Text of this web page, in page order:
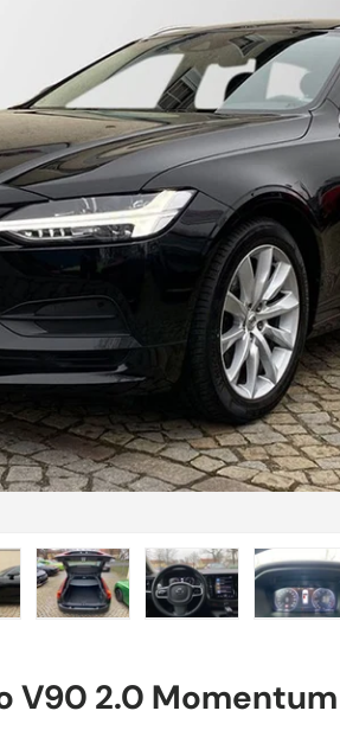
galeriei
vizualizarea galeriei
imaginea 3 în vizualizarea galeriei
Încărcați imaginea 4 înÎncărcați imaginea 5
Încărcați
V90 2.0